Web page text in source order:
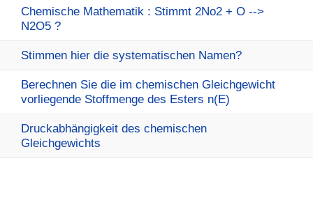
Chemische Mathematik : Stimmt 2No2 + O -->
N2O5 ?
Stimmen hier die systematischen Namen?
Berechnen Sie die im chemischen Gleichgewicht
vorliegende Stoffmenge des Esters n(E)
Druckabhängigkeit des chemischen
Gleichgewichts